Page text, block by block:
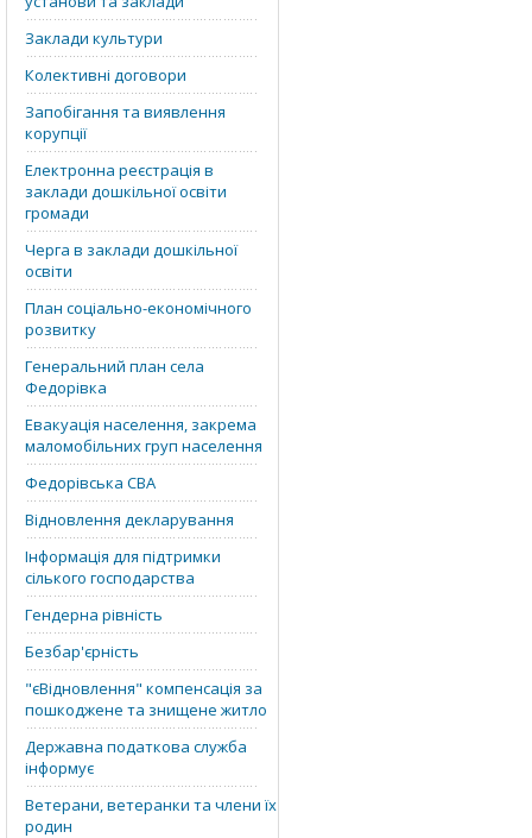
Заклади культури
Колективні договори
Запобігання та виявлення
корупції
Електронна реєстрація в
заклади дошкільної освіти
громади
Черга в заклади дошкільної
освіти
План соціально-економічного
розвитку
Генеральний план села
Федорівка
Евакуація населення, закрема
маломобільних груп населення
Федорівська СВА
Відновлення декларування
Інформація для підтримки
сілького господарства
Гендерна рівність
Безбар'єрність
"єВідновлення" компенсація за
пошкоджене та знищене житло
Державна податкова служба
інформує
Ветерани, ветеранки та члени їх
родин